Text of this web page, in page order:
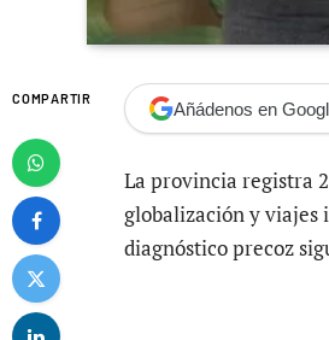
COMPARTIR Añádenos en
La provincia registra
globalización y viajes
diagnóstico precoz